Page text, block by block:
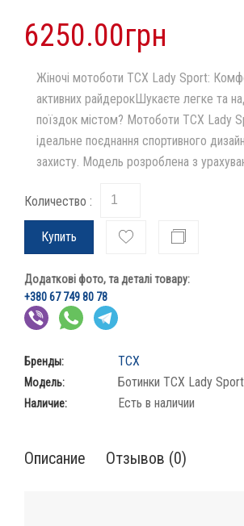
6250.00грн
Жіночі мотоботи TCX Lady Sport:
активних райдерокШукаєте легке та
поїздок містом? Мотоботи TCX Lady
ідеальне поєднання спортивного
захисту. Модель розроблена з
Количество :
Купить
Додаткові фото, та деталі товару:
+380 67 749 80 78
Бренды: TCX
Модель: Ботинки TCX Lady
Наличие: Есть в наличии
Описание Отзывов (0)